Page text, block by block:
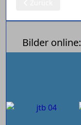
Bilder online: